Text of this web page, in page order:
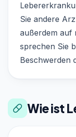
Sie andere
außerdem auf
sprechen Sie
Beschwerden
Wie ist